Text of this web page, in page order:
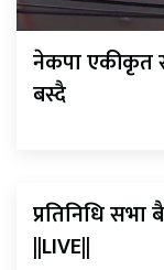
नेकपा एकीकृत
बस्दै
प्रतिनिधि
||LIVE||